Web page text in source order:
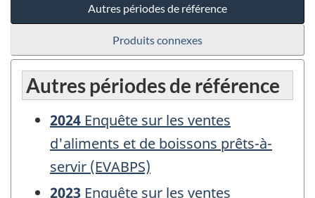
Autres périodes de référence
Produits connexes
Autres périodes de référence
2024 Enquête sur les ventes
d'aliments et de boissons prêts-à-
servir (EVABPS)
2023 Enquête sur les ventes